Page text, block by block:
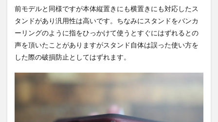
前モデルと同様ですが本体縦置きにも横置きにも対応したス
タンドがあり汎用性は高いです。ちなみにスタンドをバンカ
ーリングのように指をひっかけて使うとすぐにはずれるとの
声を頂いたことがありますがスタンド自体は誤った使い方を
した際の破損防止としてはずれます。